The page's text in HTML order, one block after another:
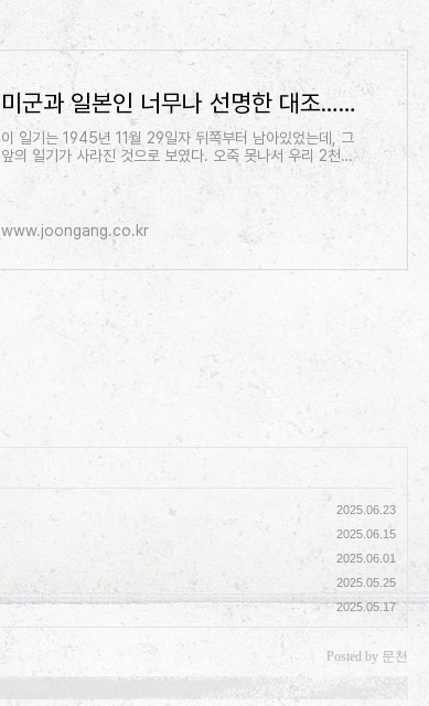
미군과 일본인 너무나 선명한 대조…열하일기 떠올랐다 [김성칠의 해방일기(23)] | 중앙일보
이 일기는 1945년 11월 29일자 뒤쪽부터 남아있었는데, 그
앞의 일기가 사라진 것으로 보였다. 오죽 못나서 우리 2천만
이 저네들 수십만에게 쥐여 살았을까, 오죽 못나서 서른 살
www.joongang.co.kr
2025.06.23
2025.06.15
2025.06.01
2025.05.25
2025.05.17
Posted by 문천